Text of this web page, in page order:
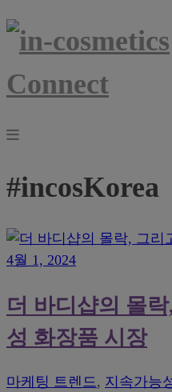
#incosKorea
4월 1, 2024
더 바디샵의 몰
성 화장품 시장
마케팅 트렌드, 지속가능